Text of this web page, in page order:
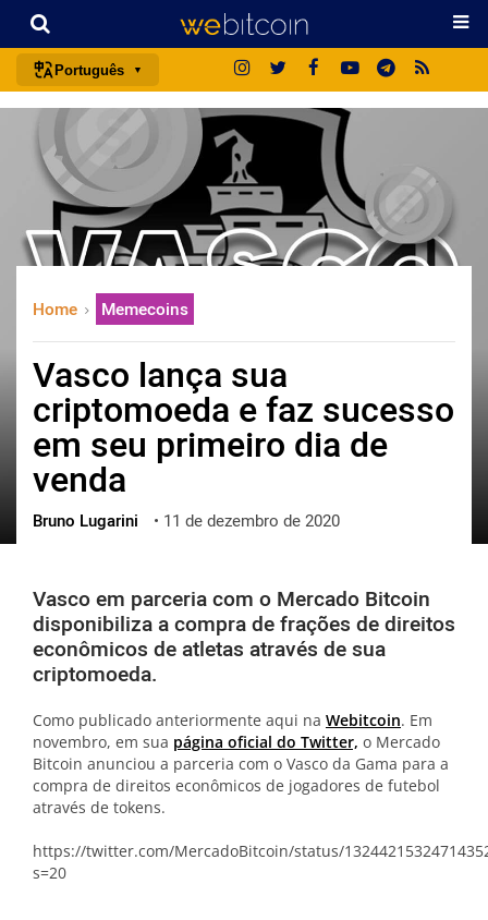
Português
português (BR)
english
español
français
italiano
日本語
русский
한국어
العربية
ไทย
ქართული
Home Memecoins
Vasco lança sua
criptomoeda e faz sucesso
em seu primeiro dia de
venda
Bruno Lugarini • 11 de dezembro de 2020
Vasco em parceria com o Mercado Bitcoin
disponibiliza a compra de frações de direitos
econômicos de atletas através de sua
criptomoeda.
Como publicado anteriormente aqui na Webitcoin. Em
novembro, em sua página oficial do Twitter, o Mercado
Bitcoin anunciou a parceria com o Vasco da Gama para a
compra de direitos econômicos de jogadores de futebol
através de tokens.
https://twitter.com/MercadoBitcoin/status/
s=20